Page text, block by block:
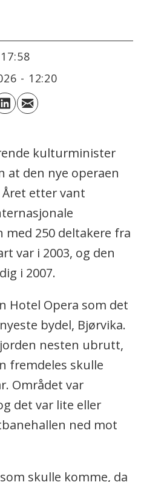
- 12:20
kulturminister
at den nye operaen
etter vant
250 deltakere fra
var i 2003, og den
i 2007.
Hotel Opera som det
bydel, Bjørvika.
nesten ubrutt,
fremdeles skulle
Området var
det var lite eller
ned mot
skulle komme, da